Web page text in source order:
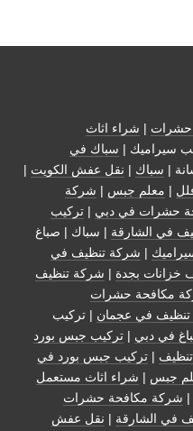
حشرات | شراء اثاث
سيراميك | سباك في
| سباك | نقل عفش الكويت |
| معلم جبس | شركة
حشرات في دبي | تركيب
في الشارقة | سباك | صباغ
| شركة تنظيف في
خزانات بجدة | شركة تنظيف
مكافحة حشرات
في عجمان | تركيب
في دبي | تركيب جبس بورد
| تركيب جبس بورد في
جبس | شراء اثاث مستعمل
| شركة مكافحة حشرات
في الشارقة | نقل عفش